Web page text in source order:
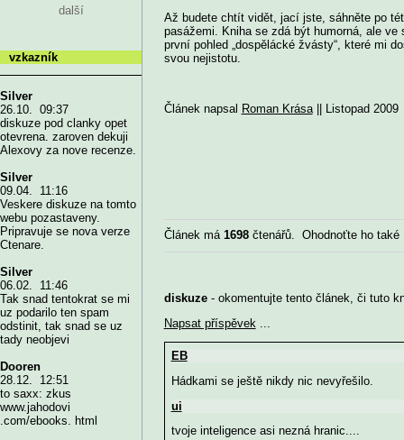
Až budete chtít vidět, jací jste, sáhněte po
pasážemi. Kniha se zdá být humorná, ale
první pohled „dospělácké žvásty“, které mi
svou nejistotu.
Článek napsal Roman Krása|| Listopad 2009
Článek má 1698čtenářů. Ohodnoťte ho
diskuze- okomentujte tento článek, či tuto
Napsat příspěvek...
EB
Hádkami se ještě nikdy nic nevyřešilo.
ui
tvoje inteligence asi nezná hranic....
další
vzkazník
Silver
26.10. 09:37
diskuze pod clanky opet
otevrena. zaroven dekuji
Alexovy za nove recenze.
Silver
09.04. 11:16
Veskere diskuze na tomto
webu pozastaveny.
Pripravuje se nova verze
Ctenare.
Silver
06.02. 11:46
Tak snad tentokrat se mi
uz podarilo ten spam
odstinit, tak snad se uz
tady neobjevi
Dooren
28.12. 12:51
to saxx: zkus
www.jahodovi
.com/ebooks. html